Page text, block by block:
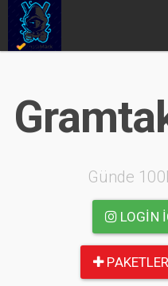
Günde
LOGIN